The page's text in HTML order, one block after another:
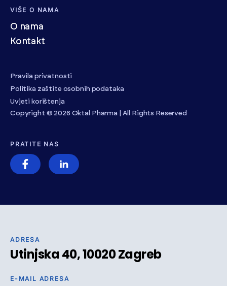
ADRESA
Utinjska 40, 10020 Zagreb
E-MAIL ADRESA
VIŠE O NAMA
O nama
Kontakt
Pravila privatnosti
Politika zaštite osobnih podataka
Uvjeti korištenja
Copyright © 2026 Oktal Pharma | All Rights Reserved
PRATITE NAS